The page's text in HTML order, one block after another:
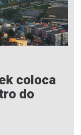
coloca
do